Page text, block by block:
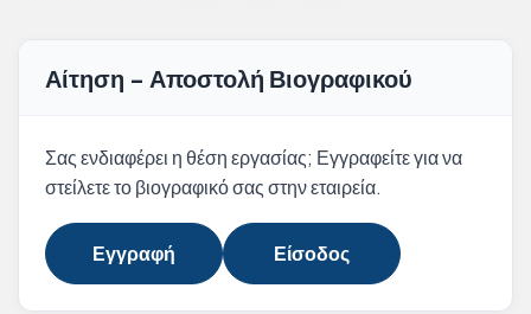
Αίτηση - Αποστολή Βιογραφικού
Σας ενδιαφέρει η θέση εργασίας; Εγγραφείτε για να
στείλετε το βιογραφικό σας στην εταιρεία.
Εγγραφή Είσοδος